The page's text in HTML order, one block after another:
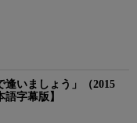
いましょう」（2015
字幕版】